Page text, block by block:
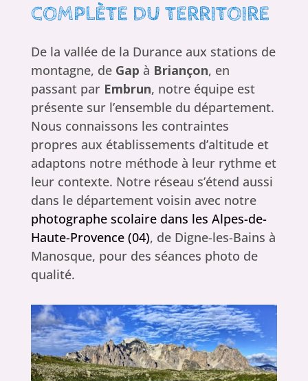
COMPLÈTE DU TERRITOIRE
De la vallée de la Durance aux stations de
montagne, de Gap à Briançon, en
passant par Embrun, notre équipe est
présente sur l’ensemble du département.
Nous connaissons les contraintes
propres aux établissements d’altitude et
adaptons notre méthode à leur rythme et
leur contexte. Notre réseau s’étend aussi
dans le département voisin avec notre
photographe scolaire dans les Alpes-de-
Haute-Provence (04), de Digne-les-Bains à
Manosque, pour des séances photo de
qualité.